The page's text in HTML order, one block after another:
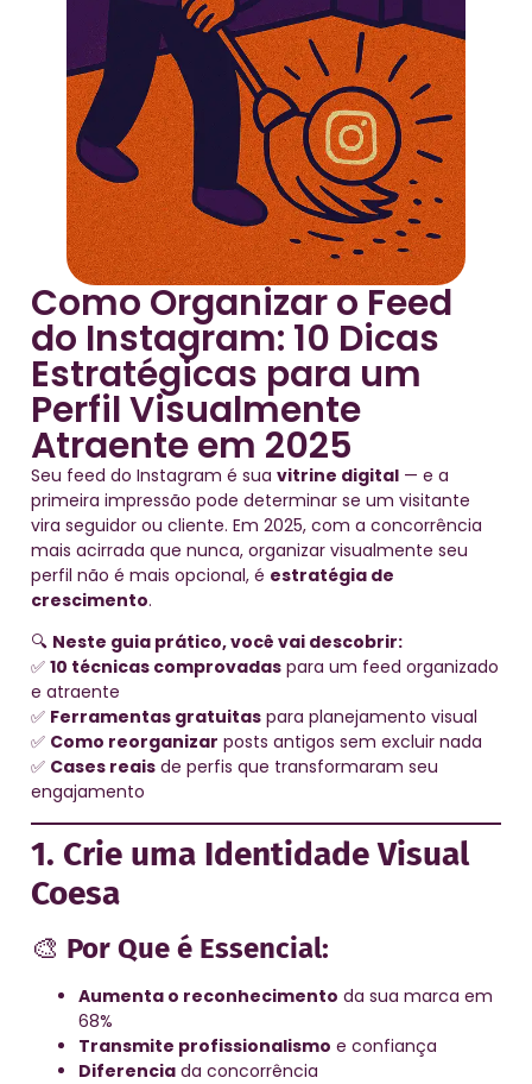
Como Organizar o Feed
do Instagram: 10 Dicas
Estratégicas para um
Perfil Visualmente
Atraente em 2025
Seu feed do Instagram é sua vitrine digital — e a
primeira impressão pode determinar se um visitante
vira seguidor ou cliente. Em 2025, com a concorrência
mais acirrada que nunca, organizar visualmente seu
perfil não é mais opcional, é estratégia de
crescimento.
🔍 Neste guia prático, você vai descobrir:
✅ 10 técnicas comprovadas para um feed organizado
e atraente
✅ Ferramentas gratuitas para planejamento visual
✅ Como reorganizar posts antigos sem excluir nada
✅ Cases reais de perfis que transformaram seu
engajamento
1. Crie uma Identidade Visual
Coesa
🎨 Por Que é Essencial:
Aumenta o reconhecimento da sua marca em
68%
Transmite profissionalismo e confiança
Diferencia da concorrência